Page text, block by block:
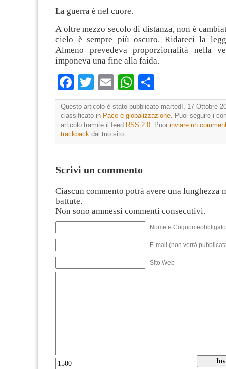
La guerra è nel cuore.
A oltre mezzo secolo di distanza, non è
cielo è sempre più oscuro. Ridateci la
Almeno prevedeva proporzionalità nella
imponeva una fine alla faida.
Facebook
TwitterEmailWhatsApp
Questo articolo è stato pubblicato martedì, 17 Ottobre
classificato in Pace e globalizzazione. Puoi seguire i
articolo tramite il feed RSS 2.0. Puoi inviare un
trackback dal tuo sito.
Scrivi un commento
Ciascun commento potrà avere una lunghezza
battute.
Non sono ammessi commenti consecutivi.
Nome e
E-mail (non verrà
Sito Web